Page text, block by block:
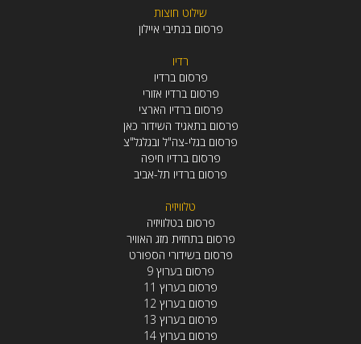
שילוט חוצות
פרסום בנתיבי איילון
רדיו
פרסום ברדיו
פרסום ברדיו אזורי
פרסום ברדיו הארצי
פרסום בתאגיד השידור כאן
פרסום בגלי-צה"ל ובגלגל"צ
פרסום ברדיו חיפה
פרסום ברדיו תל-אביב
טלוויזיה
פרסום בטלוויזיה
פרסום בתחזית מזג האוויר
פרסום בשידורי הספורט
פרסום בערוץ 9
פרסום בערוץ 11
פרסום בערוץ 12
פרסום בערוץ 13
פרסום בערוץ 14